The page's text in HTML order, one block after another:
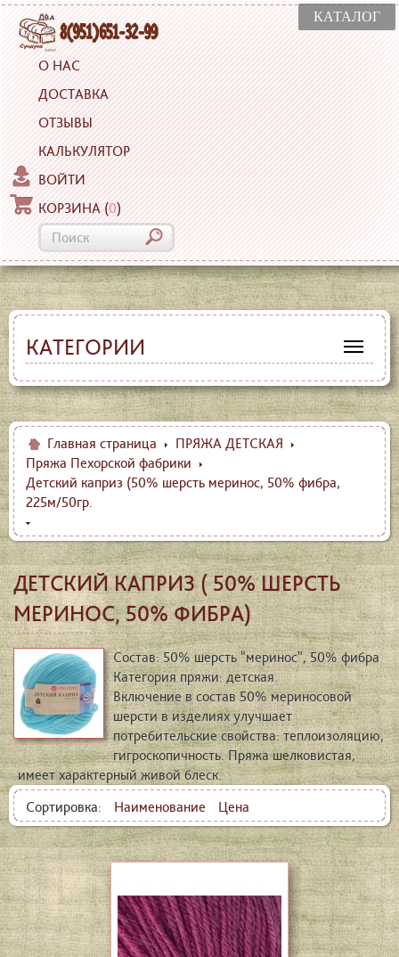
КАТАЛОГ
О НАС
ДОСТАВКА
ОТЗЫВЫ
КАЛЬКУЛЯТОР
ВОЙТИ
КОРЗИНА (0)
КАТЕГОРИИ
Главная страница
ПРЯЖА ДЕТСКАЯ
Пряжа Пехорской фабрики
Детский каприз (50% шерсть меринос, 50% фибра,
225м/50гр.
ДЕТСКИЙ КАПРИЗ ( 50% ШЕРСТЬ
МЕРИНОС, 50% ФИБРА)
Состав: 50% шерсть "меринос", 50% фибра
Категория пряжи: детская.
Включение в состав 50% мериносовой
шерсти в изделиях улучшает
потребительские свойства: теплоизоляцию,
гигроскопичность. Пряжа шелковистая,
имеет характерный живой блеск.
Сортировка:
Наименование Цена